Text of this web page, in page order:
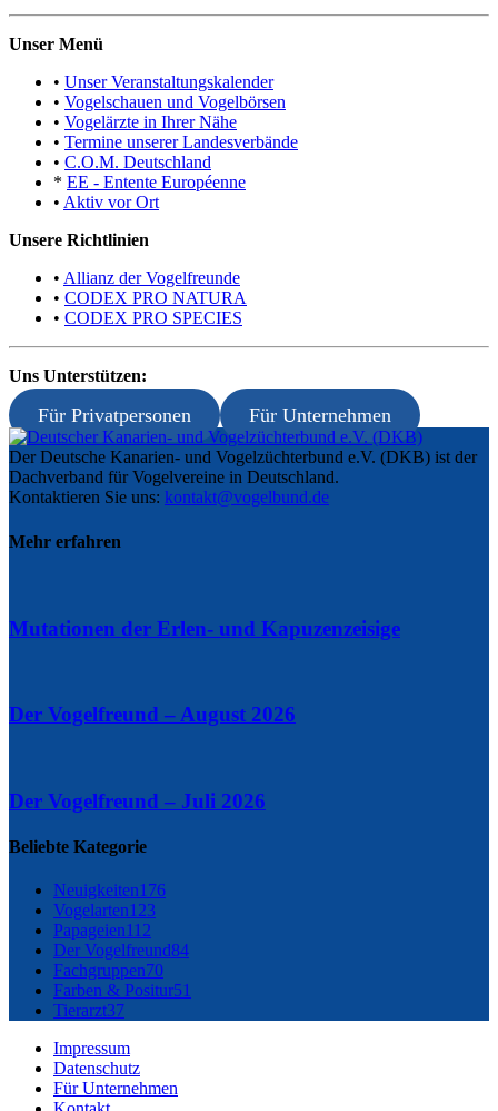
Unser Menü
• Unser Veranstaltungskalender
• Vogelschauen und Vogelbörsen
• Vogelärzte in Ihrer Nähe
• Termine unserer Landesverbände
• C.O.M. Deutschland
* EE - Entente Européenne
• Aktiv vor Ort
Unsere Richtlinien
• Allianz der Vogelfreunde
• CODEX PRO NATURA
• CODEX PRO SPECIES
Uns Unterstützen:
Für Privatpersonen Für Unternehmen
Der Deutsche Kanarien- und Vogelzüchterbund e.V. (DKB) ist der
Dachverband für Vogelvereine in Deutschland.
Kontaktieren Sie uns: kontakt@vogelbund.de
Mehr erfahren
Mutationen der Erlen- und Kapuzenzeisige
Der Vogelfreund – August 2026
Der Vogelfreund – Juli 2026
Beliebte Kategorie
Neuigkeiten176
Vogelarten123
Papageien112
Der Vogelfreund84
Fachgruppen70
Farben & Positur51
Tierarzt37
Impressum
Datenschutz
Für Unternehmen